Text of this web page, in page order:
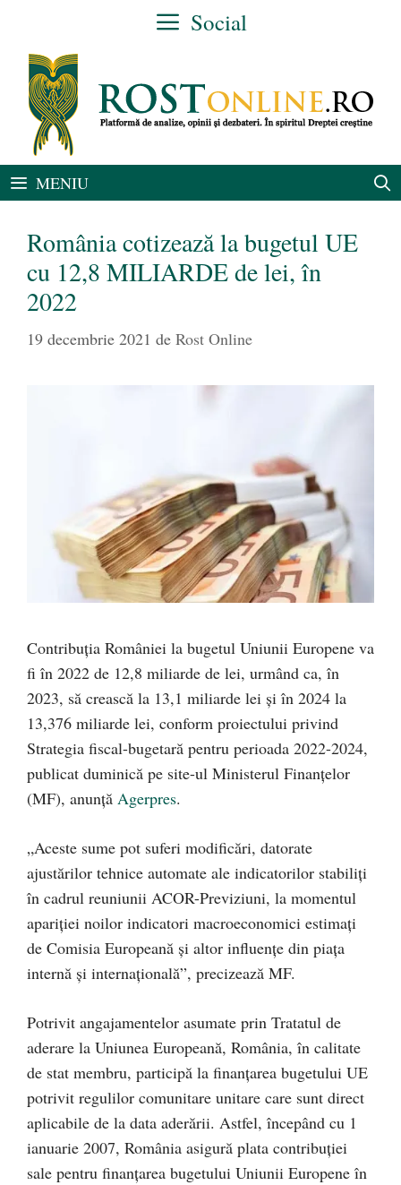
conținut
Social
MENIU
România cotizează la bugetul UE
cu 12,8 MILIARDE de lei, în
2022
19 decembrie 2021 de Rost Online
Contribuţia României la bugetul Uniunii Europene va
fi în 2022 de 12,8 miliarde de lei, urmând ca, în
2023, să crească la 13,1 miliarde lei şi în 2024 la
13,376 miliarde lei, conform proiectului privind
Strategia fiscal-bugetară pentru perioada 2022-2024,
publicat duminică pe site-ul Ministerul Finanţelor
(MF), anunță Agerpres.
„Aceste sume pot suferi modificări, datorate
ajustărilor tehnice automate ale indicatorilor stabiliţi
în cadrul reuniunii ACOR-Previziuni, la momentul
apariţiei noilor indicatori macroeconomici estimaţi
de Comisia Europeană şi altor influenţe din piaţa
internă şi internaţională”, precizează MF.
Potrivit angajamentelor asumate prin Tratatul de
aderare la Uniunea Europeană, România, în calitate
de stat membru, participă la finanţarea bugetului UE
potrivit regulilor comunitare unitare care sunt direct
aplicabile de la data aderării. Astfel, începând cu 1
ianuarie 2007, România asigură plata contribuţiei
sale pentru finanţarea bugetului Uniunii Europene în